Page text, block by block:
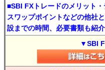
■SBI FXトレードのメリット・
スワップポイントなどの他社
設までの時間、必要書類も紹介
▼SBI